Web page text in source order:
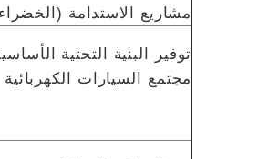
مشاريع الاستدامة
توفير البنية التحتية
مجتمع السيارات الكهربائية